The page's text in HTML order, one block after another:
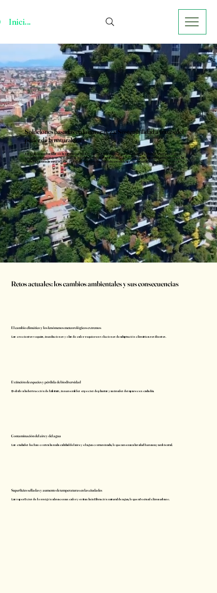
Iniciar sesión
Soluciones basadas en la naturaleza: Sostenibilidad a través del
poder de la naturaleza
Las soluciones basadas en la naturaleza (SbN) se apoyan en procesos naturales para abordar desafíos ecológicos,
sociales y económicos. Aprovechan la resiliencia y la adaptabilidad de los ecosistemas naturales para hacer que las
ciudades sean más respetuosas con el clima, promover la biodiversidad y apoyar sistemas económicos sostenibles.
Retos actuales: los cambios ambientales y sus consecuencias
El cambio climático y los fenómenos meteorológicos extremos
Las crecientes sequías, inundaciones y olas de calor requieren soluciones de adaptación climática resilientes.
Extinción de especies y pérdida de biodiversidad
Debido a la destrucción de hábitats, innumerables especies de plantas y animales desaparecen cada día.
Contaminación del aire y del agua
Las ciudades luchan contra la mala calidad del aire y el agua contaminada, lo que amenaza la salud humana y ambiental.
Superficies selladas y aumento de temperaturas en las ciudades
Las superficies de hormigón almacenan calor y evitan la infiltración natural de agua, lo que afecta al clima urbano.